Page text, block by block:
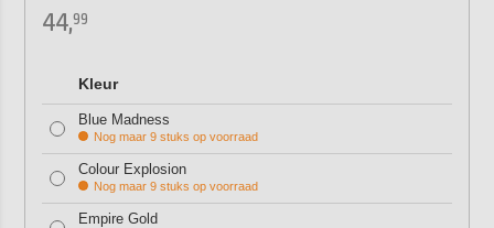
44,99
Kleur
Blue Madness
Nog maar 9 stuks op voorraad
Colour Explosion
Nog maar 9 stuks op voorraad
Empire Gold